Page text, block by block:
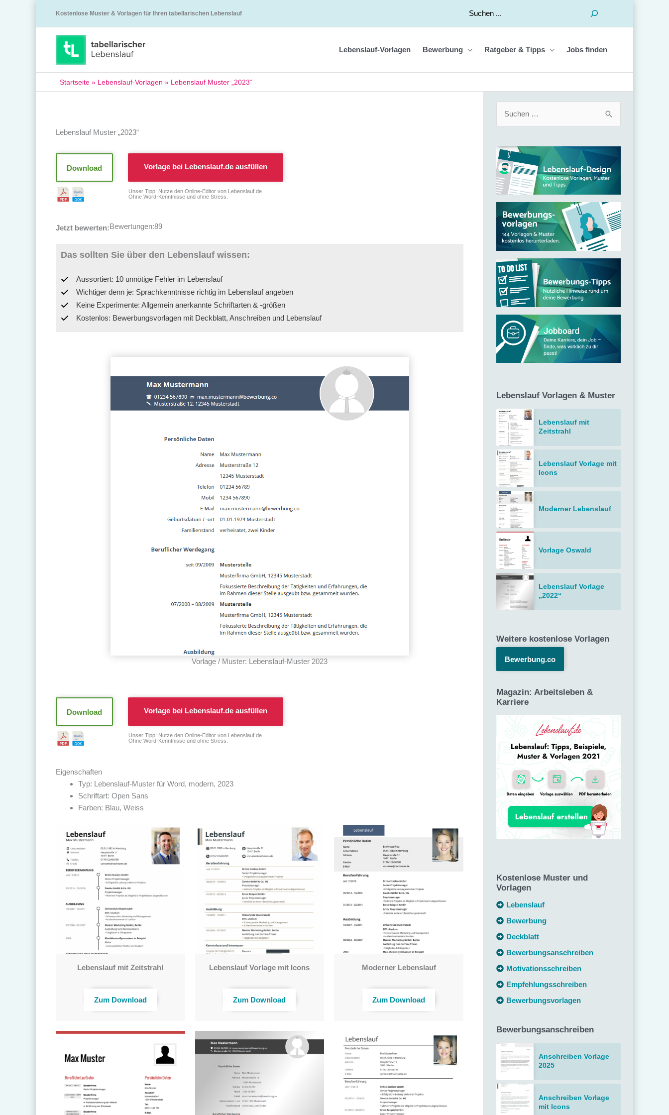
Kostenlose Muster & Vorlagen für Ihren tabellarischen Lebenslauf
Suchen
Lebenslauf-Vorlagen Bewerbung Ratgeber & Tipps Jobs finden
Startseite » Lebenslauf-Vorlagen » Lebenslauf Muster „2023“
Lebenslauf Muster „2023“
Download Vorlage bei Lebenslauf.de ausfüllen
Unser Tipp: Nutze den Online-Editor von Lebenslauf.de
Ohne Word-Kenntnisse und ohne Stress.
Jetzt bewerten:Bewertungen:89
Das sollten Sie über den Lebenslauf wissen:
Aussortiert: 10 unnötige Fehler im Lebenslauf
Wichtiger denn je: Sprachkenntnisse richtig im Lebenslauf angeben
Keine Experimente: Allgemein anerkannte Schriftarten & -größen
Kostenlos: Bewerbungsvorlagen mit Deckblatt, Anschreiben und Lebenslauf
Vorlage / Muster: Lebenslauf-Muster 2023
Download Vorlage bei Lebenslauf.de ausfüllen
Unser Tipp: Nutze den Online-Editor von Lebenslauf.de
Ohne Word-Kenntnisse und ohne Stress.
Eigenschaften
Typ: Lebenslauf-Muster für Word, modern, 2023
Schriftart: Open Sans
Farben: Blau, Weiss
Lebenslauf mit Zeitstrahl
Zum Download
Lebenslauf Vorlage mit Icons
Zum Download
Moderner Lebenslauf
Zum Download
h
e
n
Lebenslauf Vorlagen & Muster
Lebenslauf mit
Zeitstrahl
Lebenslauf Vorlage mit
Icons
Moderner Lebenslauf
Vorlage Oswald
Lebenslauf Vorlage
„2022“
Weitere kostenlose Vorlagen
Bewerbung.co
Magazin: Arbeitsleben &
Karriere
Kostenlose Muster und
Vorlagen
Lebenslauf
Bewerbung
Deckblatt
Bewerbungsanschreiben
Motivationsschreiben
Empfehlungsschreiben
Bewerbungsvorlagen
Bewerbungsanschreiben
Anschreiben Vorlage
2025
Anschreiben Vorlage
mit Icons